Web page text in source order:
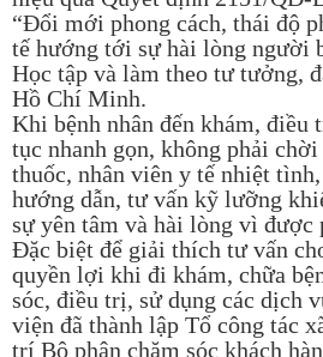
“Đổi mới phong cách, thái độ
tế hướng tới sự hài lòng người
Học tập và làm theo tư tưởng,
Hồ Chí Minh.
Khi bệnh nhân đến khám, điều
tục nhanh gọn, không phải
thuốc, nhân viên y tế nhiệt tình,
hướng dẫn, tư vấn kỹ lưỡng
sự yên tâm và hài lòng vì được
Đặc biệt để giải thích tư vấn
quyền lợi khi đi khám, chữa
sóc, điều trị, sử dụng các dịch
viện đã thành lập Tổ công tác
trí Bộ phận chăm sóc khách